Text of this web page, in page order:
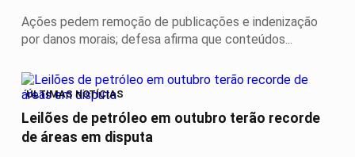
Ações pedem remoção de publicações e indenização
por danos morais; defesa afirma que conteúdos...
ÚLTIMAS NOTÍCIAS
Leilões de petróleo em outubro terão recorde
de áreas em disputa